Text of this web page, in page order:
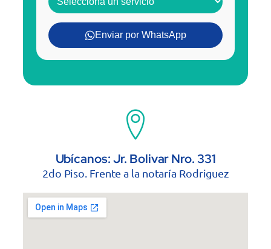
Enviar por WhatsApp
Ubícanos: Jr. Bolivar Nro. 331
2do Piso. Frente a la notaría Rodriguez